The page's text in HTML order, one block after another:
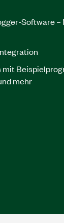
Software –
mehr